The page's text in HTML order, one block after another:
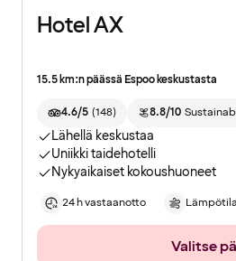
Hotel AX
15.5 km:n päässä Espoo keskustasta
4.6/5 (148) 8.8/10
Lähellä keskustaa
Uniikki taidehotelli
Nykyaikaiset kokoushuoneet
24 h vastaanotto
Valitse